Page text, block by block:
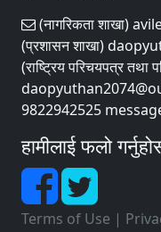
(नागरिकता शाखा)
(प्रशासन शाखा)
(राष्ट्रिय परिचयपत्र तथा
9822942525
हामीलाई फलो
Terms of Use |